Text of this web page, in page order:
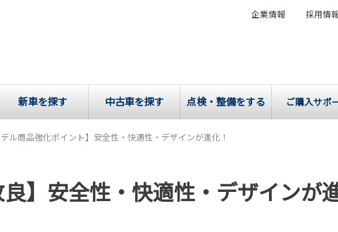
新車を探す 中古車を探す 点検・整備をする ご購入サポ
企業情報 採用情
デル商品強化ポイント】安全性・快適性・デザインが進化！
良】安全性・快適性・デザインが